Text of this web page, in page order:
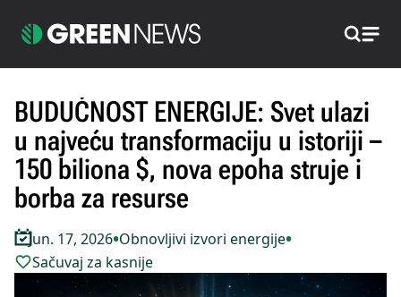
Pretraži
BUDUĆNOST ENERGIJE: Svet ulazi
u najveću transformaciju u istoriji –
150 biliona $, nova epoha struje i
borba za resurse
Jun. 17, 2026•Obnovljivi izvori energije•
Sačuvaj za kasnije